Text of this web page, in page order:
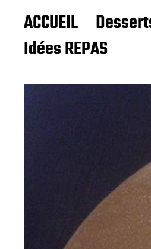
Les recettes de
ACCUEIL
Idées REPAS